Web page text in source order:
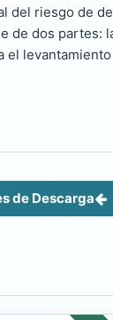
riesgo de
de dos partes:
de Descarga